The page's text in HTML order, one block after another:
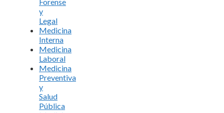
y
Legal
Medicina
Interna
Medicina
Laboral
Medicina
Preventiva
y
Salud
Pública